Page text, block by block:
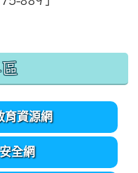
育資源網
全網